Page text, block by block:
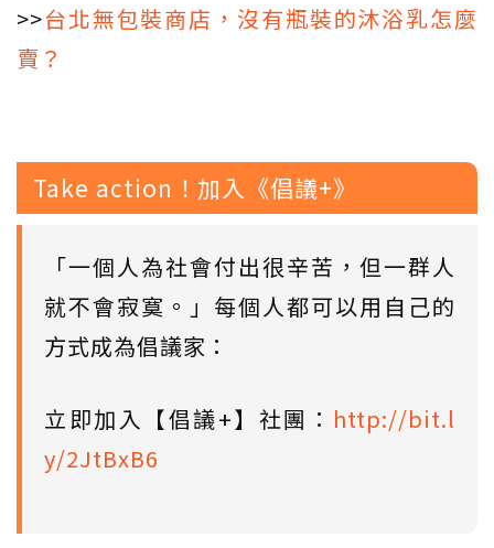
>>台北無包裝商店，沒有瓶裝的沐浴乳怎麼
賣？
Take action！加入《倡議+》
「一個人為社會付出很辛苦，但一群人
就不會寂寞。」每個人都可以用自己的
方式成為倡議家：
立即加入【倡議+】社團： http://bit.l
y/2JtBxB6